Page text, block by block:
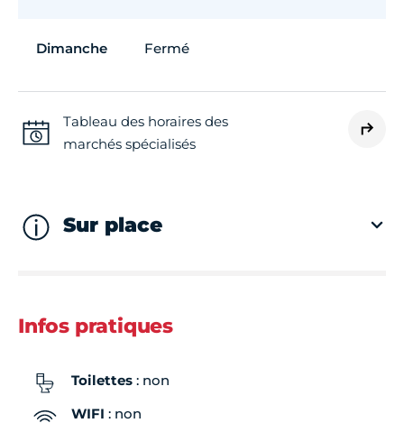
Dimanche Fermé
Tableau des horaires des
marchés spécialisés
Sur place
Infos pratiques
Toilettes : non
WIFI : non